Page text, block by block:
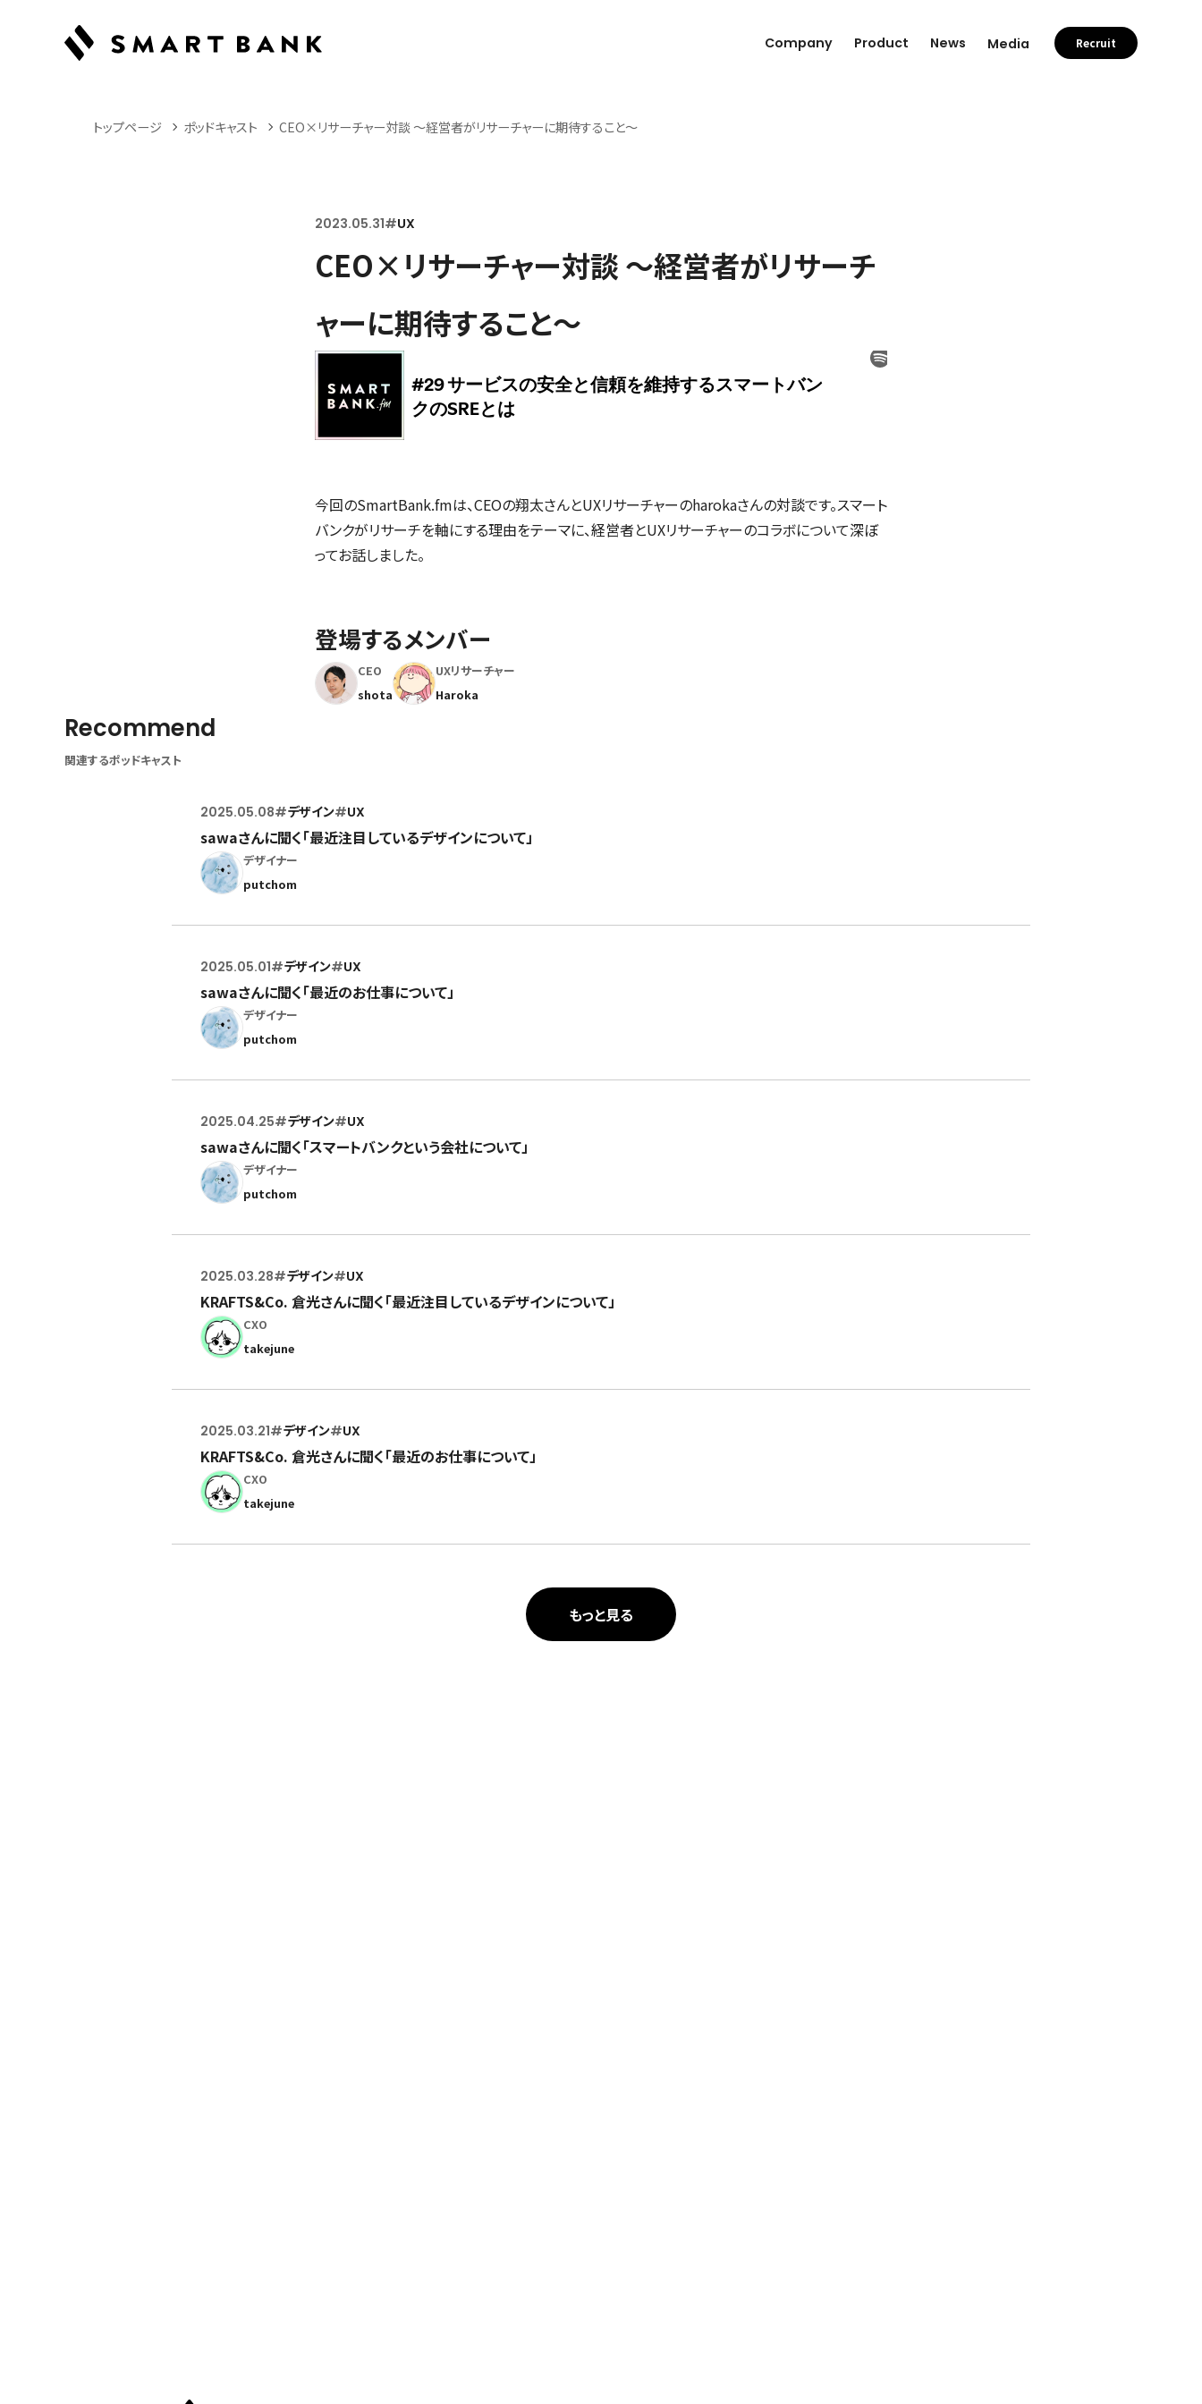
Company Product News Media Recruit
トップページ ポッドキャスト CEO×リサーチャー対談 〜経営者がリサーチャーに期待すること〜
2023.05.31#UX
CEO×リサーチャー対談 〜経営者がリサーチ
ャーに期待すること〜
今回のSmartBank.fmは、CEOの翔太さんとUXリサーチャーのharokaさんの対談です。スマート
バンクがリサーチを軸にする理由をテーマに、経営者とUXリサーチャーのコラボについて深ぼ
ってお話しました。
登場するメンバー
CEO
shota
UXリサーチャー
Haroka
Recommend
関連するポッドキャスト
2025.05.08#デザイン#UX
sawaさんに聞く「最近注目しているデザインについて」
デザイナー
putchom
2025.05.01#デザイン#UX
sawaさんに聞く「最近のお仕事について」
デザイナー
putchom
2025.04.25#デザイン#UX
sawaさんに聞く「スマートバンクという会社について」
デザイナー
putchom
2025.03.28#デザイン#UX
KRAFTS&Co. 倉光さんに聞く「最近注目しているデザインについて」
CXO
takejune
2025.03.21#デザイン#UX
KRAFTS&Co. 倉光さんに聞く「最近のお仕事について」
CXO
takejune
もっと見る